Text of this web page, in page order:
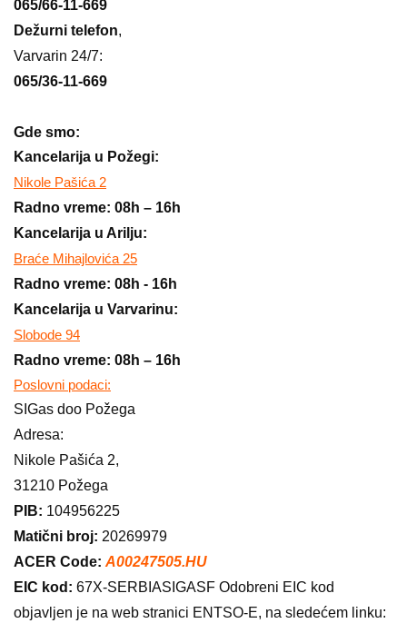
065/66-11-669
Dežurni telefon,
Varvarin 24/7:
065/36-11-669
Gde smo:
Kancelarija u Požegi:
Nikole Pašića 2
Radno vreme: 08h – 16h
Kancelarija u Arilju:
Braće Mihajlovića 25
Radno vreme: 08h - 16h
Kancelarija u Varvarinu:
Slobode 94
Radno vreme: 08h – 16h
Poslovni podaci:
SIGas doo Požega
Adresa:
Nikole Pašića 2,
31210 Požega
PIB: 104956225
Matični broj: 20269979
ACER Code: A00247505.HU
EIC kod: 67X-SERBIASIGASF Odobreni EIC kod
objavljen je na web stranici ENTSO-E, na sledećem linku: